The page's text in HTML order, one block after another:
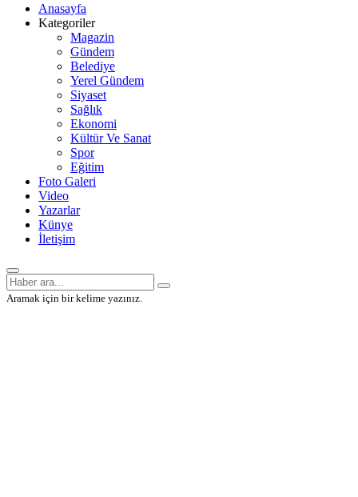
Anasayfa
Kategoriler
Magazin
Gündem
Belediye
Yerel Gündem
Siyaset
Sağlık
Ekonomi
Kültür Ve Sanat
Spor
Eğitim
Foto Galeri
Video
Yazarlar
Künye
İletişim
Aramak için bir kelime yazınız.